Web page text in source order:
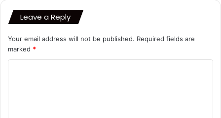
Leave a Reply
Your email address will not be published. Required fields are
marked *